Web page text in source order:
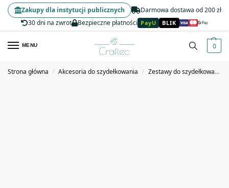
Darmowa dostawa od 200 zł
30 dni na zwrot
Bezpieczne płatności PayU BLIK
Zakupy dla instytucji publicznych
MENU 0
Strona główna / Akcesoria do szydełkowania / Zestawy do szydełkowania